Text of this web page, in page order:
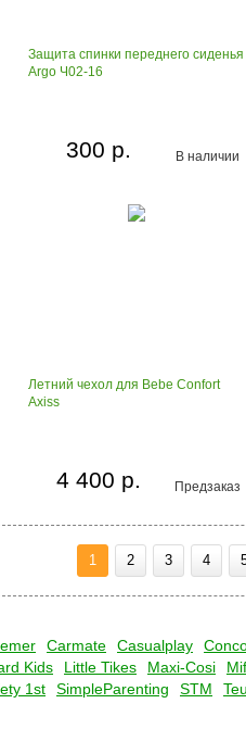
Защита спинки переднего сиденья
Argo Ч02-16
В наличии
300 р.
Летний чехол для Bebe Confort
Axiss
Предзаказ
4 400 р.
1 2 3 4
Carmate Casualplay
Kids Little Tikes Maxi-Cosi
1st SimpleParenting STM